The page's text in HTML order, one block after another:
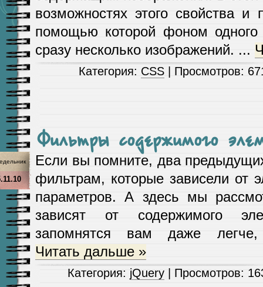
возможностях этого свойства и
помощью которой фоном одного
сразу несколько изображений. ...
Категория: CSS | Просмотров:
Фильтры содержимого
Если вы помните, два
фильтрам, которые зависели от
параметров. А здесь мы
зависят от содержимого
запомнятся вам даже
Читать дальше »
Категория: jQuery | Просмотров: